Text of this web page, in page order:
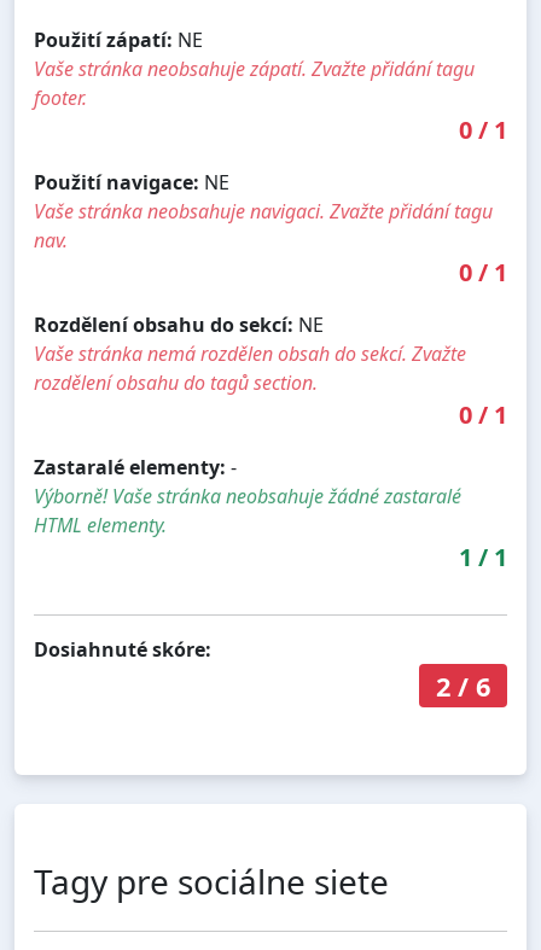
Použití zápatí: NE
Vaše stránka neobsahuje zápatí. Zvažte přidání tagu
footer.
0/ 1
Použití navigace: NE
Vaše stránka neobsahuje navigaci. Zvažte přidání tagu
nav.
0/ 1
Rozdělení obsahu do sekcí: NE
Vaše stránka nemá rozdělen obsah do sekcí. Zvažte
rozdělení obsahu do tagů section.
0/ 1
Zastaralé elementy: -
Výborně! Vaše stránka neobsahuje žádné zastaralé
HTML elementy.
1 / 1
Dosiahnuté skóre:
2/ 6
Tagy pre sociálne siete